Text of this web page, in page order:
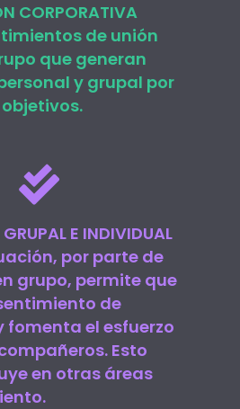
CORPORATIVA
de unión
que generan
y grupal por
E INDIVIDUAL
por parte de
grupo, permite que
de
el esfuerzo
Esto
en otras áreas